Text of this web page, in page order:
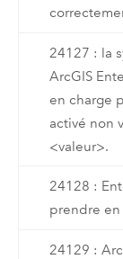
24127 : la
ArcGIS
en charge
activé non
<valeur>.
24128 :
prendre en
24129 :